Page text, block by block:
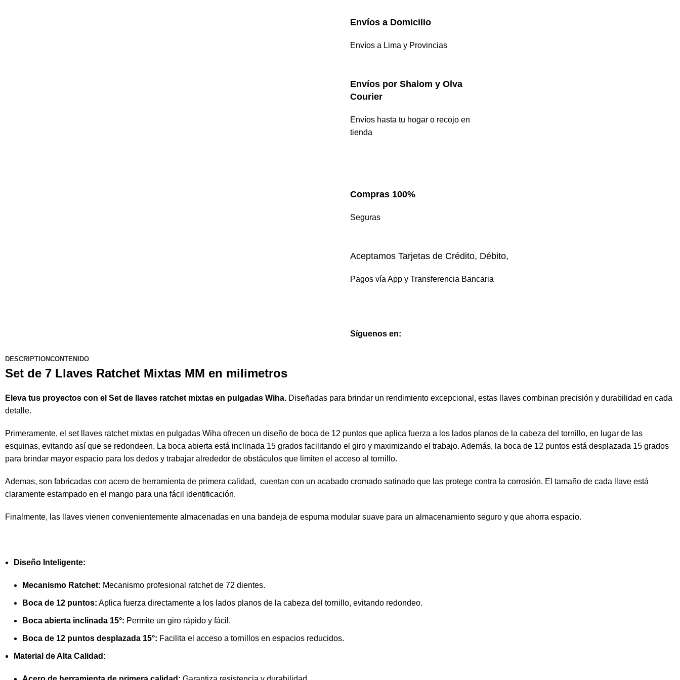
Envíos a Domicilio
Envíos a Lima y Provincias
Envíos por Shalom y Olva
Courier
Envíos hasta tu hogar o recojo en
tienda
Compras 100%
Seguras
Aceptamos Tarjetas de Crédito, Débito,
Pagos vía App y Transferencia Bancaria
Síguenos en:
DESCRIPTIONCONTENIDO
Set de 7 Llaves Ratchet Mixtas MM en milimetros
Eleva tus proyectos con el Set de llaves ratchet mixtas en pulgadas Wiha. Diseñadas para brindar un rendimiento excepcional, estas llaves combinan precisión y durabilidad en cada
detalle.
Primeramente, el set llaves ratchet mixtas en pulgadas Wiha ofrecen un diseño de boca de 12 puntos que aplica fuerza a los lados planos de la cabeza del tornillo, en lugar de las
esquinas, evitando así que se redondeen. La boca abierta está inclinada 15 grados facilitando el giro y maximizando el trabajo. Además, la boca de 12 puntos está desplazada 15 grados
para brindar mayor espacio para los dedos y trabajar alrededor de obstáculos que limiten el acceso al tornillo.
Ademas, son fabricadas con acero de herramienta de primera calidad, cuentan con un acabado cromado satinado que las protege contra la corrosión. El tamaño de cada llave está
claramente estampado en el mango para una fácil identificación.
Finalmente, las llaves vienen convenientemente almacenadas en una bandeja de espuma modular suave para un almacenamiento seguro y que ahorra espacio.
Diseño Inteligente:
Mecanismo Ratchet: Mecanismo profesional ratchet de 72 dientes.
Boca de 12 puntos: Aplica fuerza directamente a los lados planos de la cabeza del tornillo, evitando redondeo.
Boca abierta inclinada 15°: Permite un giro rápido y fácil.
Boca de 12 puntos desplazada 15°: Facilita el acceso a tornillos en espacios reducidos.
Material de Alta Calidad: